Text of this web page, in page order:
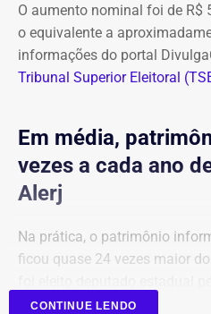
O aumento nominal foi de R$
o equivalente a
informações do portal
Tribunal Superior Eleitoral
Em média,
vezes a cada ano
Alerj
Na prática, o patrimônio
ficou quase 24 vezes maior
Brasil.
CONTINUE LENDO